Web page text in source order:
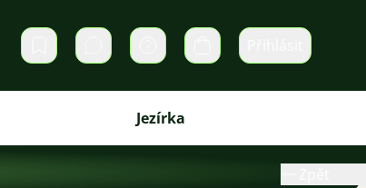
Soukromé zprávy Košík
Jezírka